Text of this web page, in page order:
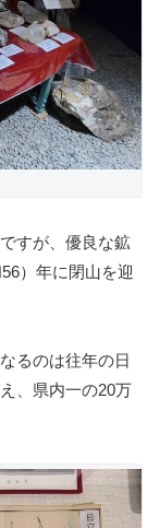
すが、優良な鉱
）年に閉山を迎
るのは往年の日
、県内一の20万